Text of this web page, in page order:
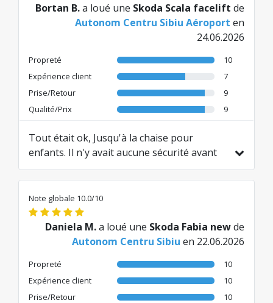
Bortan B.a loué une Skoda Scala facelift de
Autonom Centru Sibiu Aéroport en
24.06.2026
Propreté
10
Expérience client
7
Prise/Retour
9
Qualité/Prix
9
Tout était ok, Jusqu'à la chaise pour
enfants. Il n'y avait aucune sécurité avant
dans ladite chaise. En fin de compte, la
chaise n'a pas été payée car elle a été
réduite et était gratuite, mais ce n'est pas
ça qui compte. À chaque fois, il y avait un
problème avec la chaise.
Traduit de RO par AI
Note globale 10.0/10
Daniela M.a loué une Skoda Fabia newde
Autonom Centru Sibiu en 22.06.2026
Propreté
10
Expérience client
10
Prise/Retour
10